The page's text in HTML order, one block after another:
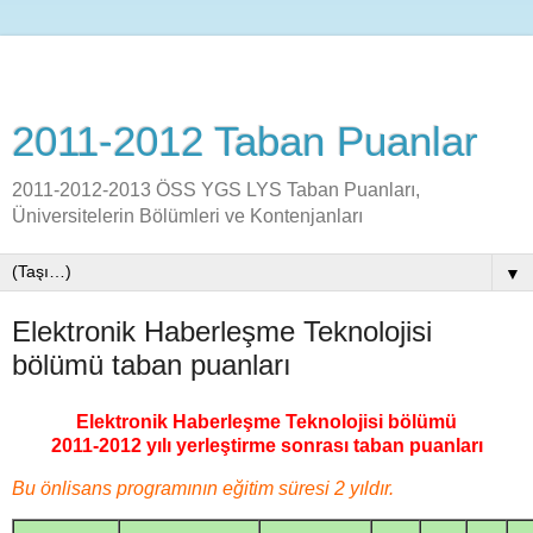
2011-2012 Taban Puanlar
2011-2012-2013 ÖSS YGS LYS Taban Puanları,
Üniversitelerin Bölümleri ve Kontenjanları
▼
Elektronik Haberleşme Teknolojisi
bölümü taban puanları
Elektronik Haberleşme Teknolojisi bölümü
2011-2012 yılı yerleştirme sonrası taban puanları
Bu önlisans programının eğitim süresi 2 yıldır.